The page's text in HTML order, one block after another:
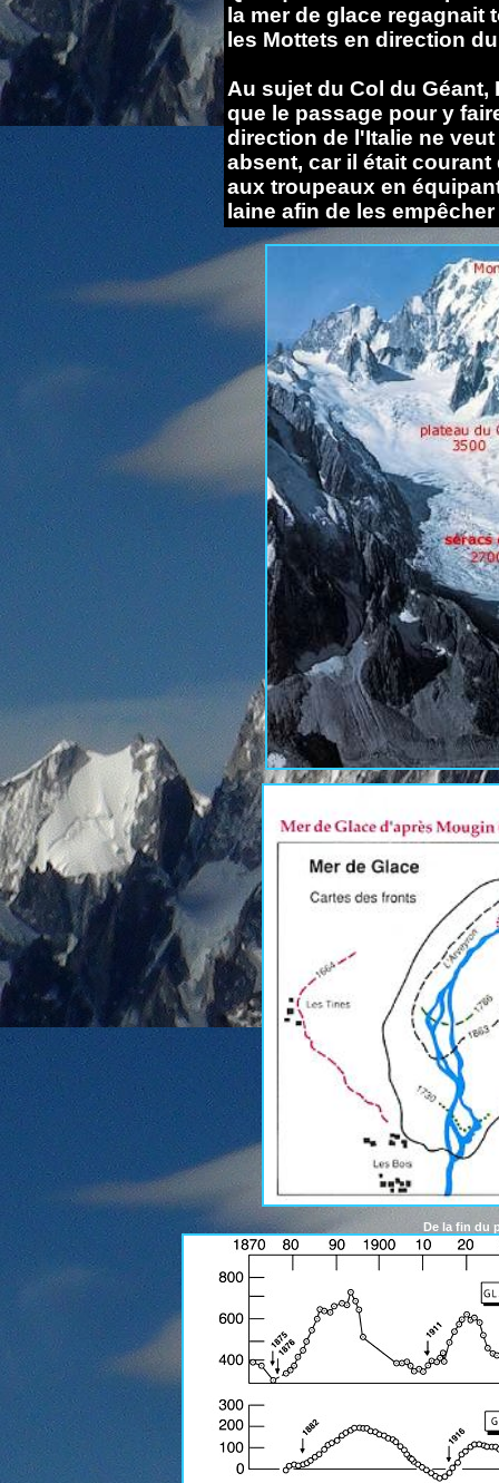
la mer de glace
les Mottets en direction
Au sujet du Col du
que le passage pour y
direction de l'Italie ne
absent, car il était courant
aux troupeaux en
laine afin de les
De la fin du